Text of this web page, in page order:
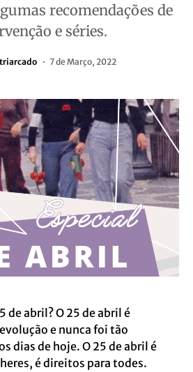
recomendações de
e séries.
7 de Março, 2022
de abril? O 25 de abril é
e nunca foi tão
dias de hoje. O 25 de abril é
é direitos para todes.